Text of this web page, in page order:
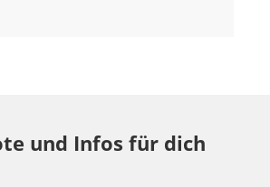
und Infos für dich